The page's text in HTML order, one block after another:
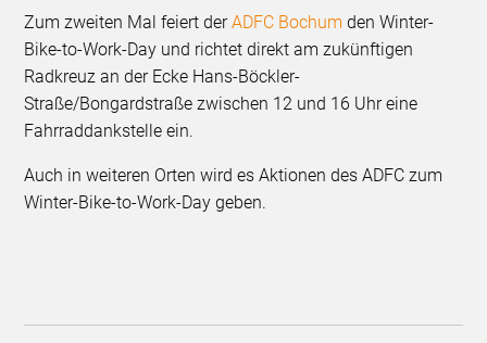
Zum zweiten Mal feiert derADFC Bochum den Winter-
Bike-to-Work-Day und richtet direkt am zukünftigen
Radkreuz an der Ecke Hans-Böckler-
Straße/Bongardstraße zwischen 12 und 16 Uhr eine
Fahrraddankstelle ein.
Auch in weiteren Orten wird es Aktionen des ADFC zum
Winter-Bike-to-Work-Day geben.